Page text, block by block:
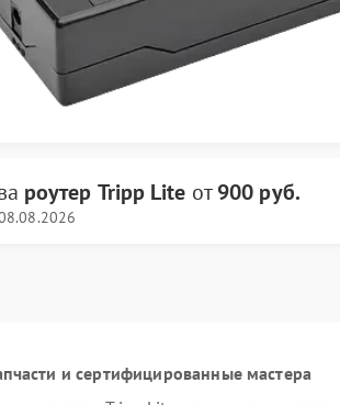
роутер Tripp Lite от900 руб.
и сертифицированные мастера